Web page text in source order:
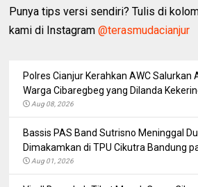
Punya tips versi sendiri? Tulis di
kami di Instagram@terasmudacianjur
Polres Cianjur Kerahkan AWC Salurkan
Warga Cibaregbeg yang Dilanda
Aug 08, 2026
Bassis PAS Band Sutrisno Meninggal
Dimakamkan di TPU Cikutra Bandung
Aug 01, 2026